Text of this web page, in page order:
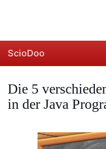
ScioDoo
Die 5
in der Java